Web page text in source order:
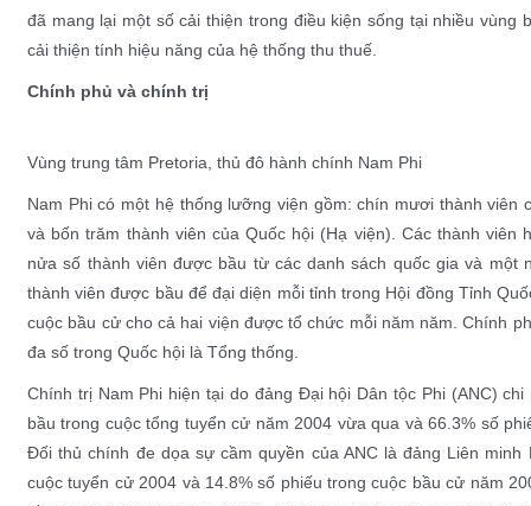
đã mang lại một số cải thiện trong điều kiện sống tại nhiều vùng
cải thiện tính hiệu năng của hệ thống thu thuế.
Chính phủ và chính trị
Vùng trung tâm Pretoria , thủ đô hành chính Nam Phi
Nam Phi có một hệ thống lưỡng viện gồm: chín mươi thành viên
và bốn trăm thành viên củaQuốc hội (Hạ viện). Các thành viên
nửa số thành viên được bầu từ các danh sách quốc gia và
thành viên được bầu để đại diện mỗi tỉnh trong Hội đồng Tỉnh
cuộc bầu cử cho cả hai viện được tổ chức mỗi năm năm. Chính
đa số trong Quốc hội là Tổng thống
Chính trị Nam Phi hiện tại do đảng Đại hội Dân tộc Phi(ANC) chi
bầu trong cuộctổng tuyển cử năm 2004 vừa qua và 66.3% số
Đối thủ chính đe dọa sự cầm quyền của ANC là đảng Liên minh
cuộc tuyển cử 2004 và 14.8% số phiếu trong cuộc bầu cử năm